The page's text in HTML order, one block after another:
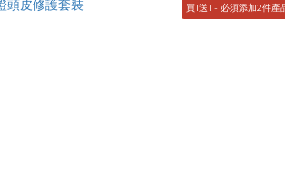
買1送1 - 必須添加2件產